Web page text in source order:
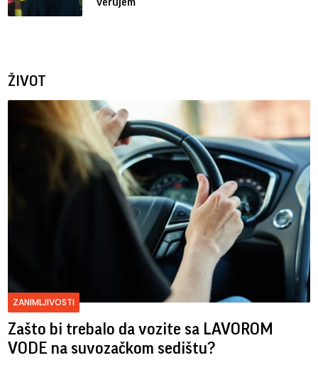
ŽIVOT
ZANIMLJIVOSTI
Zašto bi trebalo da vozite sa LAVOROM
VODE na suvozačkom sedištu?